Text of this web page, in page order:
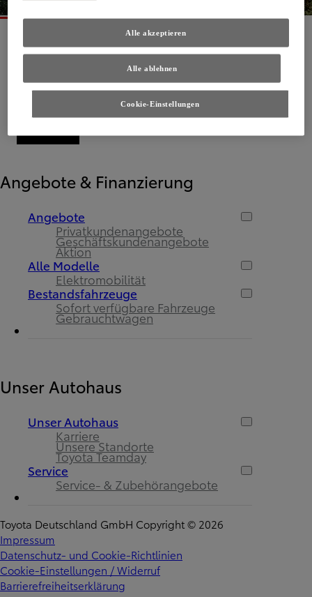
Angebote & Finanzierung
Angebote
Privatkundenangebote
Geschäftskundenangebote
Aktion
Alle Modelle
Elektromobilität
Bestandsfahrzeuge
Sofort verfügbare Fahrzeuge
Gebrauchtwagen
Unser Autohaus
Unser Autohaus
Karriere
Unsere Standorte
Toyota Teamday
Service
Service- & Zubehörangebote
Toyota Deutschland GmbH Copyright © 2026
Impressum
Datenschutz- und Cookie-Richtlinien
Cookie-Einstellungen / Widerruf
Barrierefreiheitserklärung
Cookie-Einstellungen
Alle ablehnen
Alle akzeptieren